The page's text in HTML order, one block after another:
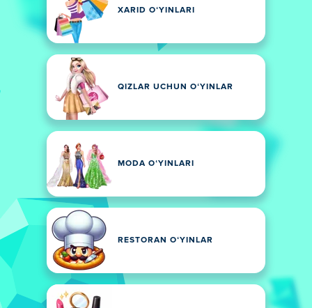
XARID OʻYINLARI
QIZLAR UCHUN OʻYINLAR
MODA OʻYINLARI
RESTORAN OʻYINLAR